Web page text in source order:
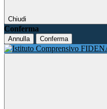
Chiudi
Conferma
Annulla Conferma